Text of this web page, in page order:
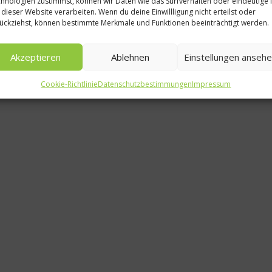
dieser Website verarbeiten. Wenn du deine Einwillligung nicht erteilst oder
können bestimmte Merkmale und Funktionen beeinträchtigt werden.
Akzeptieren Ablehnen Einstellungen
Cookie-RichtlinieDatenschutzbestimmungenImpressum
Was isst
Das